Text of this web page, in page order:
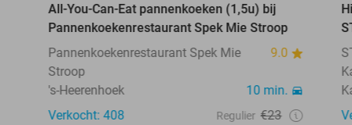
All-You-Can-Eat pannenkoeken (1,5u) bij
Pannenkoekenrestaurant Spek Mie Stroop
Pannenkoekenrestaurant Spek Mie
Stroop
9.0
's-Heerenhoek
10 min.
Verkocht: 408
Regulier €23